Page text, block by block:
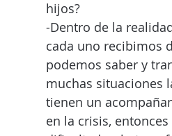
hijos?
-Dentro de la
cada uno recibimos
podemos saber y
muchas situaciones
tienen un
en la crisis,